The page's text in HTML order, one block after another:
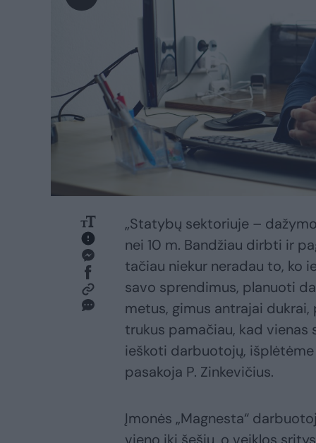
„Statybų sektoriuje –
nei 10 m. Bandžiau dirbti ir
tačiau niekur neradau to, ko
savo sprendimus, planuoti
metus, gimus antrajai
trukus pamačiau, kad
ieškoti darbuotojų,
pasakoja P. Zinkevičius.
Įmonės „Magnesta“